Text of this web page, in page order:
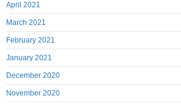
April 2021
March 2021
February 2021
January 2021
December 2020
November 2020